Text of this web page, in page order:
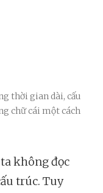
thời gian dài, cấu
chữ cái một cách
không đọc
trúc. Tuy